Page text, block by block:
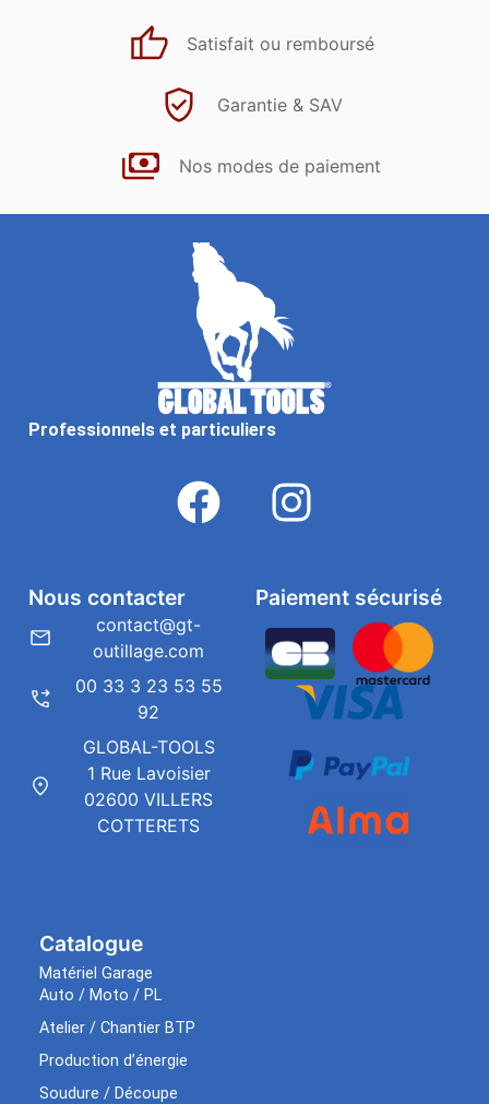
Satisfait ou remboursé
Garantie & SAV
Nos modes de paiement
Professionnels et particuliers
Catalogue
Matériel Garage
Auto / Moto / PL
Atelier / Chantier BTP
Production d’énergie
Soudure / Découpe
Paiement sécurisé
Nous contacter
contact@gt-
outillage.com
00 33 3 23 53 55
92
GLOBAL-TOOLS
1 Rue Lavoisier
02600 VILLERS
COTTERETS